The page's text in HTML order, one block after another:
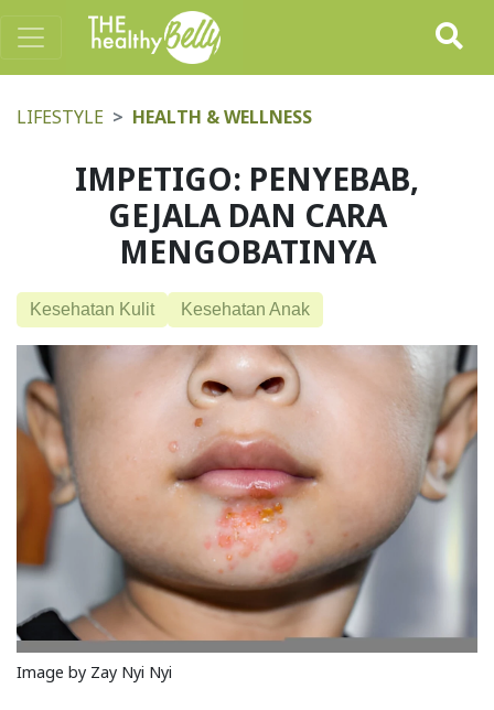
LIFESTYLE HEALTH & WELLNESS
IMPETIGO: PENYEBAB,
GEJALA DAN CARA
MENGOBATINYA
Kesehatan Kulit Kesehatan Anak
Image by Zay Nyi Nyi